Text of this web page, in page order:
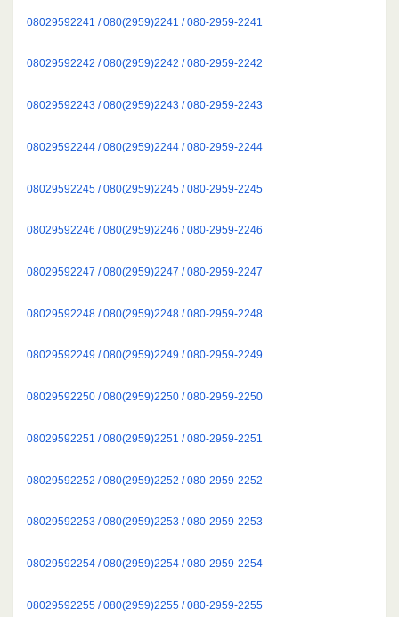
08029592241 / 080(2959)2241 / 080-2959-2241
08029592242 / 080(2959)2242 / 080-2959-2242
08029592243 / 080(2959)2243 / 080-2959-2243
08029592244 / 080(2959)2244 / 080-2959-2244
08029592245 / 080(2959)2245 / 080-2959-2245
08029592246 / 080(2959)2246 / 080-2959-2246
08029592247 / 080(2959)2247 / 080-2959-2247
08029592248 / 080(2959)2248 / 080-2959-2248
08029592249 / 080(2959)2249 / 080-2959-2249
08029592250 / 080(2959)2250 / 080-2959-2250
08029592251 / 080(2959)2251 / 080-2959-2251
08029592252 / 080(2959)2252 / 080-2959-2252
08029592253 / 080(2959)2253 / 080-2959-2253
08029592254 / 080(2959)2254 / 080-2959-2254
08029592255 / 080(2959)2255 / 080-2959-2255